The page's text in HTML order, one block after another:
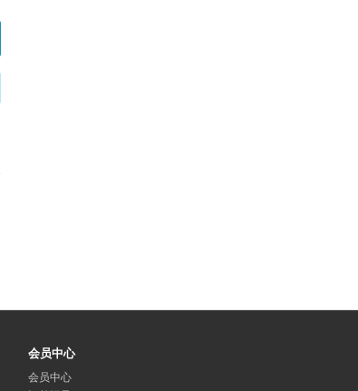
会员中心
会员中心